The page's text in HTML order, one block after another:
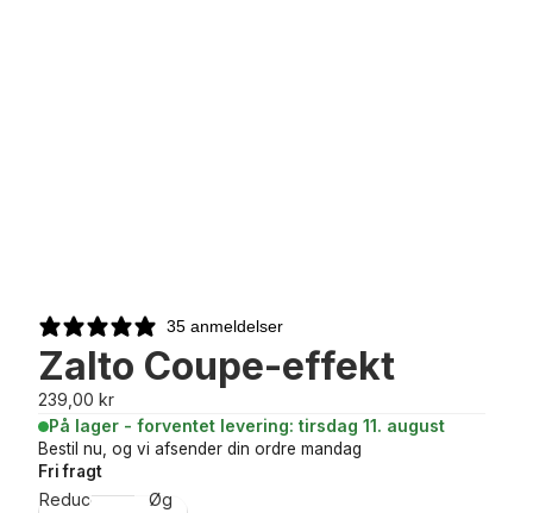
35 anmeldelser
Zalto Coupe-effekt
239,00 kr
På lager - forventet levering: tirsdag 11. august
Bestil nu, og vi afsender din ordre mandag
Fri fragt
Reducer
Øg